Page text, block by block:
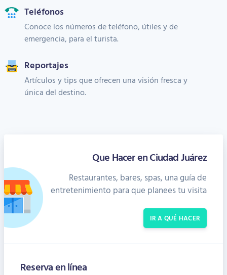
Teléfonos
Conoce los números de teléfono, útiles y de
emergencia, para el turista.
Reportajes
Artículos y tips que ofrecen una visión fresca y
única del destino.
Que Hacer en Ciudad Juárez
Restaurantes, bares, spas, una guía de
entretenimiento para que planees tu visita
IR A QUÉ HACER
Reserva en línea